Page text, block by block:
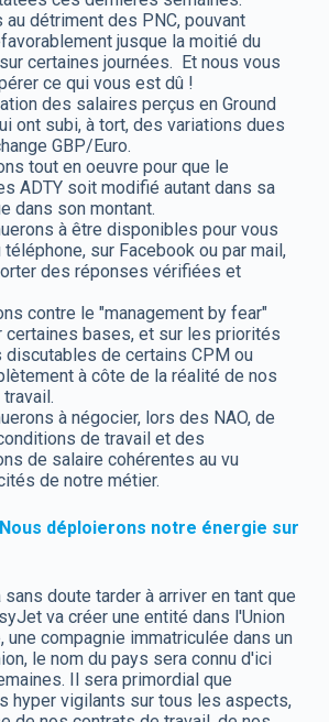
au détriment des PNC, pouvant
jusque la moitié du
certaines journées. Et nous vous
ce qui vous est dû !
des salaires perçus en Ground
ont subi, à tort, des variations dues
GBP/Euro.
tout en oeuvre pour que le
ADTY soit modifié autant dans sa
dans son montant.
à être disponibles pour vous
téléphone, sur Facebook ou par mail,
des réponses vérifiées et
contre le "management by fear"
certaines bases, et sur les priorités
discutables de certains CPM ou
à côte de la réalité de nos
à négocier, lors des NAO, de
de travail et des
de salaire cohérentes au vu
de notre métier.
Nous déploierons notre énergie sur
sans doute tarder à arriver en tant que
va créer une entité dans l'Union
une compagnie immatriculée dans un
le nom du pays sera connu d'ici
Il sera primordial que
hyper vigilants sur tous les aspects,